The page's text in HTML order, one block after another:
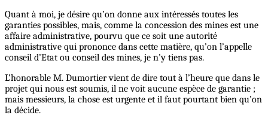
Quant à moi, je désire qu’on donne aux intéressés toutes les
garanties possibles, mais, comme la concession des mines est une
affaire administrative, pourvu que ce soit une autorité
administrative qui prononce dans cette matière, qu’on l’appelle
conseil d’Etat ou conseil des mines, je n’y tiens pas.
L’honorable M. Dumortier vient de dire tout à l’heure que dans le
projet qui nous est soumis, il ne voit aucune espèce de garantie ;
mais messieurs, la chose est urgente et il faut pourtant bien qu’on
la décide.